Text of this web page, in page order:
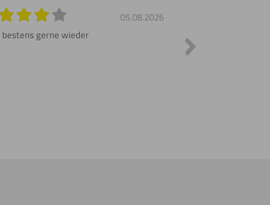
05.08.2026
bestens gerne wieder